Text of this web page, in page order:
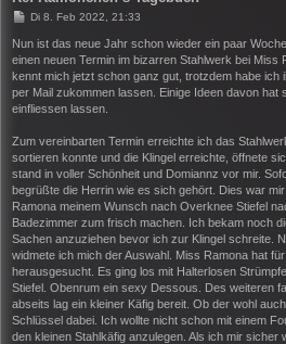
B
i
r
a
g
Di 8. Feb 2022, 21:33
Nun ist das neue Jahr schon wieder ein paar
einen neuen Termin im bizarren Stahlwerk bei Miss
kennt mich jetzt schon ganz gut, trotzdem habe ich
per Mail zukommen lassen. Einige Ideen davon hat
einfliessen lassen.
Zum vereinbarten Termin erreichte ich das
sortieren konnte und die Klingel erreichte, öffnete
stand in voller Schönheit und Domiannz vor mir.
begrüßte die Herrin wie es sich gehört. Dies war
Ramona meinem Wunsch nach Overknee Stiefel
Badezimmer zum frisch machen. Ich bekam noch
Sachen anzuziehen bevor ich zur Klingel schreite.
widmete ich mich der Auswahl. Miss Ramona hat
herausgesucht. Es ging los mit Halterlosen
Stiefel. Obenrum ein sexy Dessous. Des weiteren
abseits lag ein kleiner Käfig bereit. Ob der wohl
Schlüssel dabei. Ich wollte nicht schon mit einem
den kleinen Stahlkäfig anzulegen. Als ich mir sicher